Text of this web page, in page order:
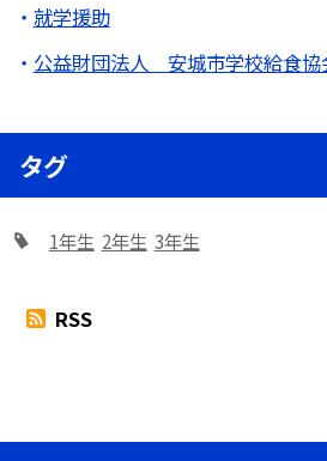
就学援助
公益財団法人 安城市学校給食
タグ
1年生 2年生 3年生
RSS